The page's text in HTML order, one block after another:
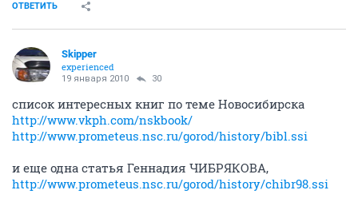
ОТВЕТИТЬ
Skipper
experienced
19 января 2010 30
список интересных книг по теме Новосибирска
http://www.vkph.com/nskbook/
http://www.prometeus.nsc.ru/gorod/history/bibl.ssi
и еще одна статья Геннадия ЧИБРЯКОВА,
http://www.prometeus.nsc.ru/gorod/history/chibr98.ssi